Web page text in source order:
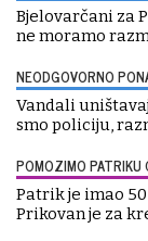
Bjelovarčani za
ne moramo
NEODGOVORNO
Vandali
smo policiju,
POMOZIMO PATRIKU
Patrik je imao
Prikovan je za